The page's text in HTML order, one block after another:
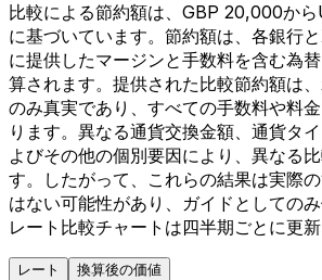
比較による節約額は、GBP 20,000か
に基づいています。節約額は、各銀行
に提供したマージンと手数料を含む為
算されます。提供された比較節約額は
のみ真実であり、すべての手数料や料
ります。異なる通貨交換金額、通貨タ
よびその他の個別要因により、異なる
す。したがって、これらの結果は実際
はない可能性があり、ガイドとしてのみ
レート比較チャートは四半期ごとに更新
レート 換算後の価値